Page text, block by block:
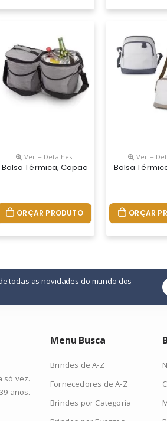
Frontal. Capacidade Até 8 L.
Ajustável Em Webbing E Bolso
Ver + Detalhes
Bolsa Térmica, Capacidade 11 Litros,
ORÇAR PRODUTO
Ver +
Bolsa
ORÇAR
todas as novidades do mundo dos
só vez.
anos.
Menu Busca
Brindes de A-Z
Fornecedores de A-Z
Brindes por Categoria